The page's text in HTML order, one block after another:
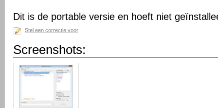
Dit is de portable versie en hoeft niet
Stel een correctie voor
Screenshots: